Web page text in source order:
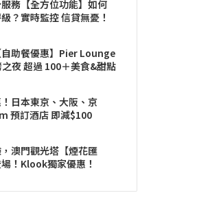
務【全方位功能】如何
？實時監控 信貸無憂！
助餐優惠】Pier Lounge
夜 超過 100＋美食&甜點
日本東京、大阪、京
預訂酒店 即減$100
澳門觀光塔【煙花匯
！Klook獨家優惠！